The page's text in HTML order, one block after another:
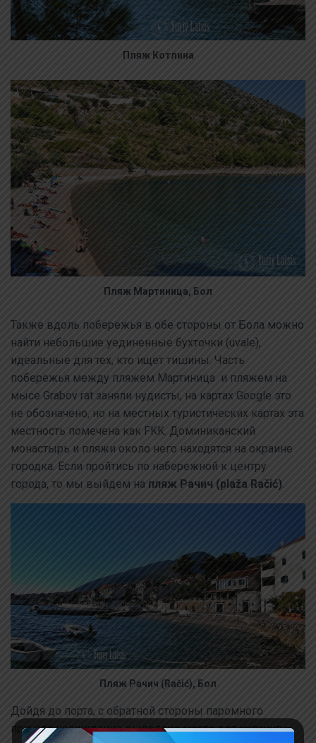
Пляж Котлина
Пляж Мартиница, Бол
Также вдоль побережья в обе стороны от Бола можно
найти небольшие уединенные бухточки (uvale),
идеальные для тех, кто ищет тишины. Часть
побережья между пляжем Мартиница и пляжем на
мысе Grabov rat заняли нудисты, на картах Google это
не обозначено, но на местных туристических картах эта
местность помечена как FKK. Доминиканский
монастырь и пляжи около него находятся на окраине
городка. Если пройтись по набережной к центру
города, то мы выйдем на пляж Рачич (plaža Račić).
Пляж Рачич (Račić), Бол
Дойдя до порта, с обратной стороны паромного
причала неожиданно выделено место для купания —